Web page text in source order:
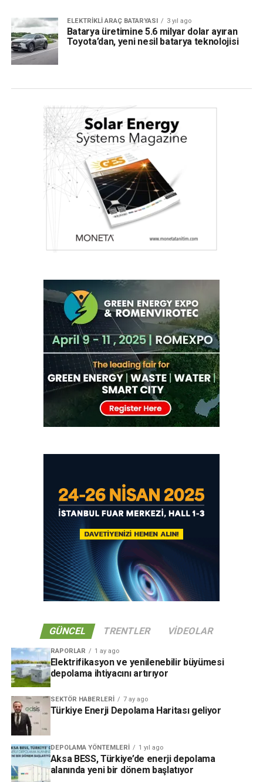
ELEKTRIKLI ARAÇ BATARYASI 3 yıl ago
Batarya üretimine 5.6 milyar dolar ayıran
Toyota’dan, yeni nesil batarya teknolojisi
GÜNCEL TRENTLER VIDEOLAR
RAPORLAR 1 ay ago
Elektrifikasyon ve yenilenebilir büyümesi
depolama ihtiyacını artırıyor
SEKTÖR HABERLERI 7 ay ago
Türkiye Enerji Depolama Haritası geliyor
DEPOLAMA YÖNTEMLERI 1 yıl ago
Aksa BESS, Türkiye’de enerji depolama
alanında yeni bir dönem başlatıyor